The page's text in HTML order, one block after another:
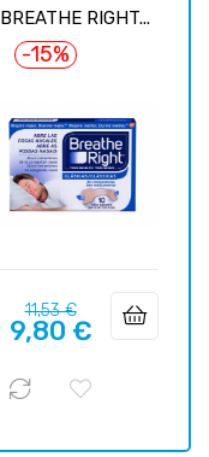
BREATHE RIGHT...
-15%
Precio
regular
11,53 €Precio
9,80 €